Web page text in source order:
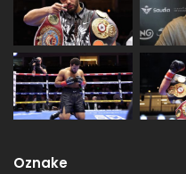
Oznake